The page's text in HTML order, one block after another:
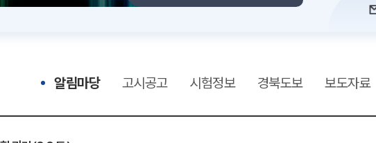
알림마당 고시공고 시험정보 경북도보 보도자료